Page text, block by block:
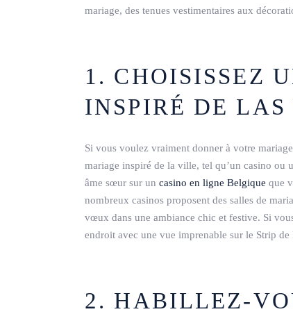
mariage, des tenues vestimentaires aux
1. CHOISISSEZ
INSPIRÉ DE LAS
Si vous voulez vraiment donner à votre
mariage inspiré de la ville, tel qu’un casino ou
âme sœur sur un casino en ligne Belgique que
nombreux casinos proposent des salles de
vœux dans une ambiance chic et festive. Si
endroit avec une vue imprenable sur le Strip
2. HABILLEZ-